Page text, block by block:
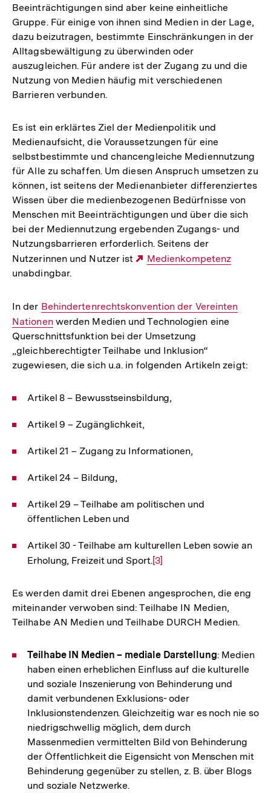
Beeinträchtigungen sind aber keine einheitliche
Gruppe. Für einige von ihnen sind Medien in der Lage,
dazu beizutragen, bestimmte Einschränkungen in der
Alltagsbewältigung zu überwinden oder
auszugleichen. Für andere ist der Zugang zu und die
Nutzung von Medien häufig mit verschiedenen
Barrieren verbunden.
Es ist ein erklärtes Ziel der Medienpolitik und
Medienaufsicht, die Voraussetzungen für eine
selbstbestimmte und chancengleiche Mediennutzung
für Alle zu schaffen. Um diesen Anspruch umsetzen zu
können, ist seitens der Medienanbieter differenziertes
Wissen über die medienbezogenen Bedürfnisse von
Menschen mit Beeinträchtigungen und über die sich
bei der Mediennutzung ergebenden Zugangs- und
Nutzungsbarrieren erforderlich. Seitens der
Nutzerinnen und Nutzer ist
Externer
Medienkompetenz
unabdingbar.
In der Interner
Link:
Behindertenrechtskonvention der Vereinten
Nationenwerden Medien und Technologien eine
Querschnittsfunktion bei der Umsetzung
„gleichberechtigter Teilhabe und Inklusion“
zugewiesen, die sich u.a. in folgenden Artikeln zeigt:
Artikel 8 – Bewusstseinsbildung,
Artikel 9 – Zugänglichkeit,
Artikel 21 – Zugang zu Informationen,
Artikel 24 – Bildung,
Artikel 29 – Teilhabe am politischen und
öffentlichen Leben und
Artikel 30 - Teilhabe am kulturellen Leben sowie an
Erholung, Freizeit und Sport.Zur
der
Fußnote
[3]
Es werden damit drei Ebenen angesprochen, die eng
miteinander verwoben sind: Teilhabe IN Medien,
Teilhabe AN Medien und Teilhabe DURCH Medien.
Teilhabe IN Medien – mediale Darstellung: Medien
haben einen erheblichen Einfluss auf die kulturelle
und soziale Inszenierung von Behinderung und
damit verbundenen Exklusions- oder
Inklusionstendenzen. Gleichzeitig war es noch nie so
niedrigschwellig möglich, dem durch
Massenmedien vermittelten Bild von Behinderung
der Öffentlichkeit die Eigensicht von Menschen mit
Behinderung gegenüber zu stellen, z. B. über Blogs
und soziale Netzwerke.